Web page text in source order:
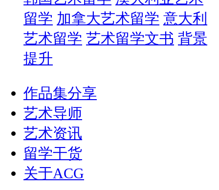
留学 加拿大艺术留学 意大利
艺术留学 艺术留学文书 背景
提升
作品集分享
艺术导师
艺术资讯
留学干货
关于ACG